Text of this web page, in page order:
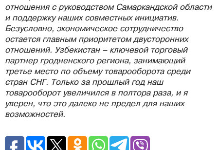
отношения с руководством Самаркандской области
и поддержку наших совместных инициатив.
Безусловно, экономическое сотрудничество
остается главным приоритетом двусторонних
отношений. Узбекистан – ключевой торговый
партнер гродненского региона, занимающий
третье место по объему товарооборота среди
стран СНГ. Только за прошлый год наш
товарооборот увеличился в полтора раза, и я
уверен, что это далеко не предел для наших
возможностей.